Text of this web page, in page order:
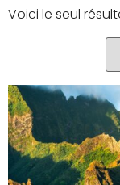
Voici le seul